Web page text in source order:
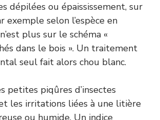
dépilées ou épaississement, sur
exemple selon l’espèce en
plus sur le schéma «
dans le bois ». Un traitement
seul fait alors chou blanc.
petites piqûres d’insectes
les irritations liées à une litière